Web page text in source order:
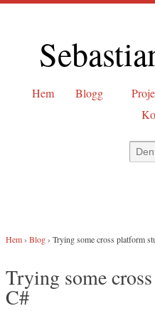
Hem Blogg
Hem› Blog› Trying some cross platform
Trying some
C#